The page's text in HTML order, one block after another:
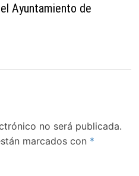
Ayuntamiento de
no será publicada.
marcados con *